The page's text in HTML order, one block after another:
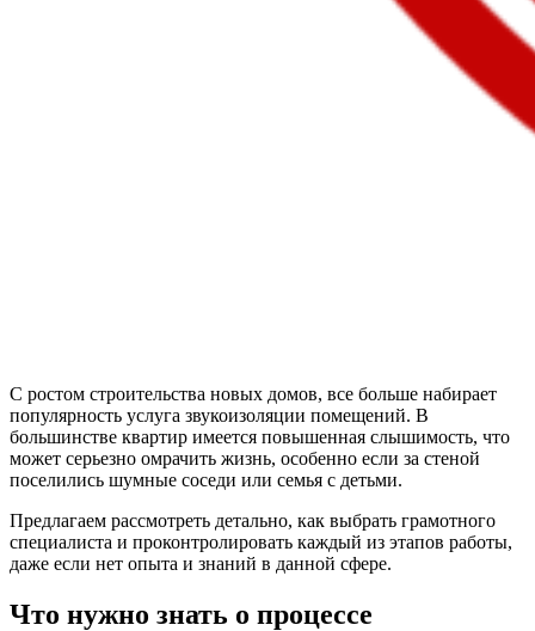
С ростом строительства новых домов, все больше набирает
популярность услуга звукоизоляции помещений. В
большинстве квартир имеется повышенная слышимость, что
может серьезно омрачить жизнь, особенно если за стеной
поселились шумные соседи или семья с детьми.
Предлагаем рассмотреть детально, как выбрать грамотного
специалиста и проконтролировать каждый из этапов работы,
даже если нет опыта и знаний в данной сфере.
Что нужно знать о процессе